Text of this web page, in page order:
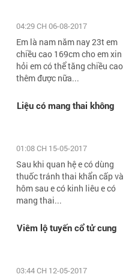
04:29 CH 06-08-2017
Em là nam năm nay 23t em
chiều cao 169cm cho em xin
hỏi em có thể tăng chiều cao
thêm được nữa...
Liệu có mang thai không
01:08 CH 15-05-2017
Sau khi quan hệ e có dùng
thuốc tránh thai khẩn cấp và
hôm sau e có kinh liêu e có
mang thai...
Viêm lộ tuyến cổ tử cung
03:44 CH 12-05-2017